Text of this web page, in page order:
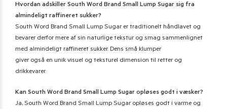
Hvordan adskiller South Word Brand Small Lump Sugar sig fra
almindeligt raffineret sukker?
South Word Brand Small Lump Sugar er traditionelt håndlavet og
bevarer derfor mere af sin naturlige tekstur og smag sammenlignet
med almindeligt raffineret sukker. Dens små klumper
giver også en unik visuel og teksturel dimension til retter og
drikkevarer.
Kan South Word Brand Small Lump Sugar opløses godt i væsker?
Ja, South Word Brand Small Lump Sugar opløses godt i varme og